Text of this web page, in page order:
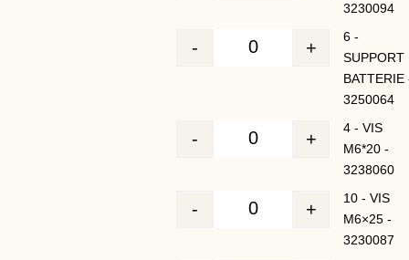
3230094
Quantité
- +
6 -
SUPPORT
BATTERIE
3250064
Quantité
- +
4 - VIS
M6*20 -
3238060
Quantité
- +
10 - VIS
M6×25 -
3230087